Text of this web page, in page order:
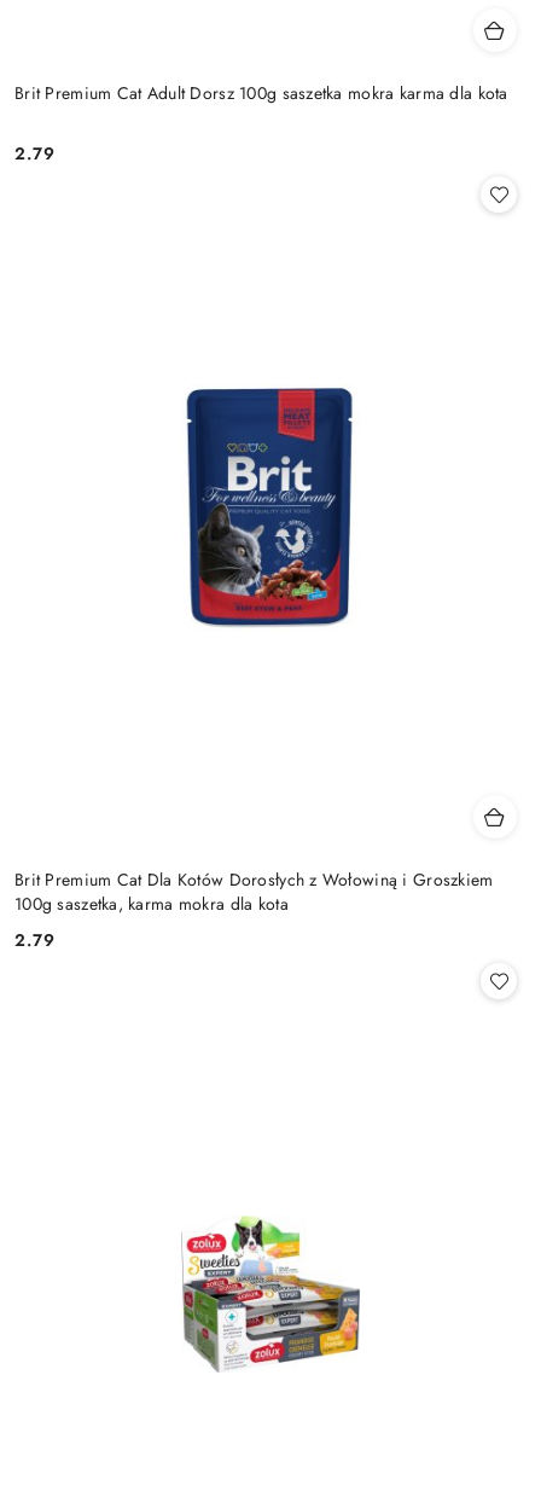
Brit Premium Cat Adult Dorsz 100g saszetka mokra karma dla kota
Cena:
2.79
Brit Premium Cat Dla Kotów Dorosłych z Wołowiną i Groszkiem
100g saszetka, karma mokra dla kota
Cena:
2.79